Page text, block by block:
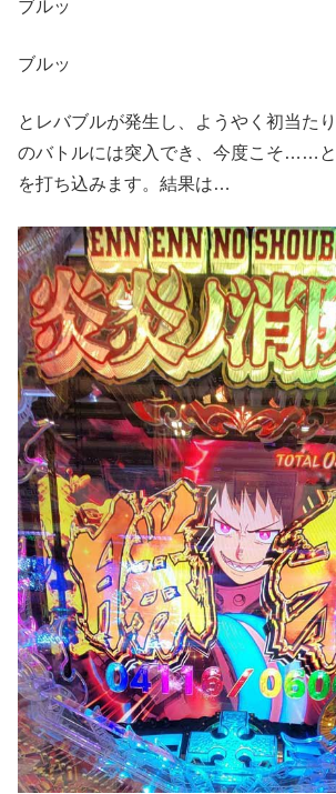
ブルッ
ブルッ
とレバブルが発生し、ようやく初当た
のバトルには突入でき、今度こそ……
を打ち込みます。結果は…